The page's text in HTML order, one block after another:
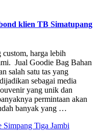
klien TB Simatupang
harga lebih
Jual Goodie Bag Bahan
salah satu tas yang
sebagai media
yang unik dan
permintaan akan
banyak yang …